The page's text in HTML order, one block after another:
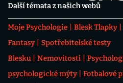
Další témata z našich webů
Moje Psychologie Blesk Tlapky
Fantasy
Spotřebitelské testy
Blesku
Nemovitosti
psychologické mýty
Fotbalové